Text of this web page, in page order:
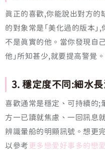
真正的喜歡,你能說出對方的
的對象常是「美化過的版本
不是真實的他。當你發現自己
他」所知甚少,就要提高警覺。
3. 穩定度不同:細水
喜歡通常是穩定、可持續的
方一已讀就焦慮、一回訊息
辨識暈船的明顯訊號。想更
以參考 更多戀愛好事多的戀